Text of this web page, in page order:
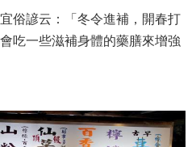
俗諺云：「冬令進補，開春打
吃一些滋補身體的藥膳來增強